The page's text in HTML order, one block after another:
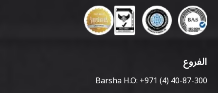
الفروع
Barsha H.O:+971 (4) 40-87-300